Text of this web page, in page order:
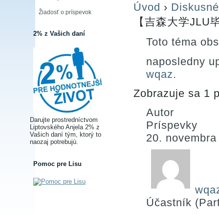
Žiadosť o príspevok
2% z Vašich daní
Darujte prostredníctvom
Liptovského Anjela 2% z
Vašich daní tým, ktorý to
naozaj potrebujú.
Pomoc pre Lisu
Úvod ›
【吉森大学JLU
Toto téma
naposledny
wqaz.
Zobrazuje sa 1
Autor
Príspevky
20.
Účastník